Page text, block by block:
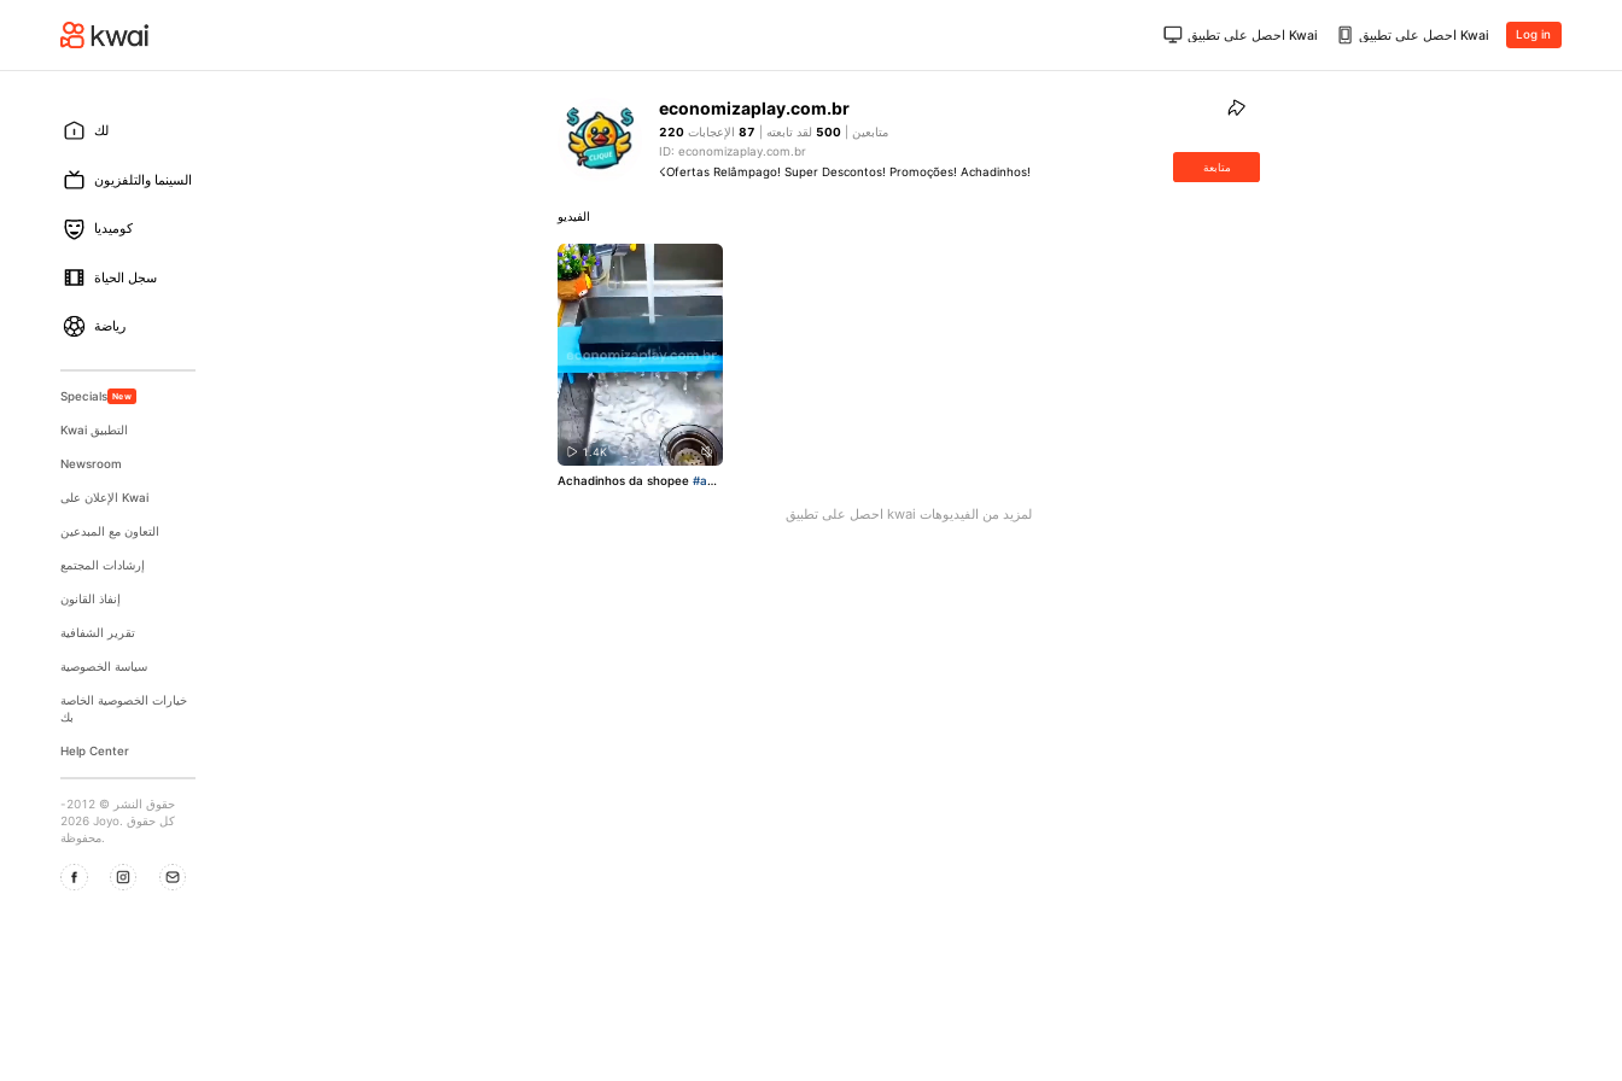
احصل على تطبيق Kwai احصل على تطبيق Kwai Log in
لك
السينما والتلفزيون
كوميديا
سجل الحياة
رياضة
Specials New
Kwai التطبيق
Newsroom
الإعلان على Kwai
التعاون مع المبدعين
إرشادات المجتمع
إنفاذ القانون
تقرير الشفافية
سياسة الخصوصية
خيارات الخصوصية الخاصة
بك
Help Center
حقوق النشر © 2012-
2026 Joyo. كل حقوق
economizaplay.com.br
220 متابعين | 500لقد تابعته | 87الإعجابات
ID: economizaplay.com.br
☇Ofertas Relâmpago! Super Descontos! Promoções! Achadinhos!
متابعة
الفيديو
1.4K
Achadinhos da shopee#ach
احصل على تطبيق kwai لمزيد من الفيديوهات